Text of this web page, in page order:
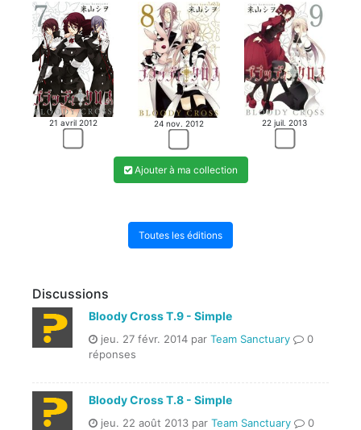
21 avril 2012 24 nov. 2012 22 juil. 2013
Ajouter à ma collection
Toutes les éditions
Discussions
Bloody Cross T.9 - Simple
jeu. 27 févr. 2014 par Team Sanctuary
0
réponses
Bloody Cross T.8 - Simple
jeu. 22 août 2013 par Team Sanctuary
0